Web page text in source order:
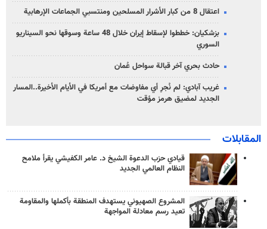
اعتقال 8 من كبار الأشرار المسلحين ومنتسبي الجماعات الإرهابية
بزشكيان: خططوا لإسقاط إيران خلال 48 ساعة وسوقها نحو السيناريو
السوري
حادث بحري آخر قبالة سواحل عُمان
غريب آبادي: لم نُجرِ أي مفاوضات مع أمريكا في الأيام الأخيرة..المسار
الجديد لمضيق هرمز مؤقت
المقابلات
قيادي حزب الدعوة الشيخ د. عامر الكفيشي يقرأ ملامح
النظام العالمي الجديد
المشروع الصهيوني يستهدف المنطقة بأكملها والمقاومة
تعيد رسم معادلة المواجهة